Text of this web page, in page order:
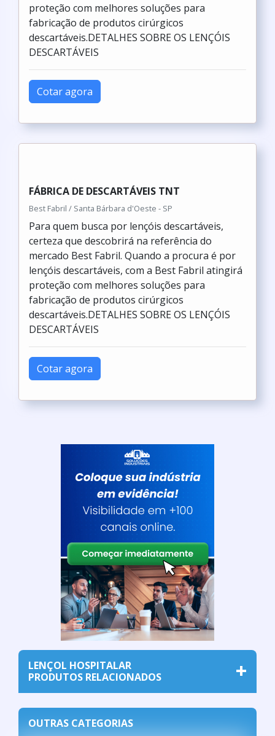
proteção com melhores soluções para
fabricação de produtos cirúrgicos
descartáveis.DETALHES SOBRE OS LENÇÓIS
DESCARTÁVEIS
Cotar agora
FÁBRICA DE DESCARTÁVEIS TNT
Best Fabril / Santa Bárbara d'Oeste - SP
Para quem busca por lençóis descartáveis,
certeza que descobrirá na referência do
mercado Best Fabril. Quando a procura é por
lençóis descartáveis, com a Best Fabril atingirá
proteção com melhores soluções para
fabricação de produtos cirúrgicos
descartáveis.DETALHES SOBRE OS LENÇÓIS
DESCARTÁVEIS
Cotar agora
LENÇOL HOSPITALAR
PRODUTOS RELACIONADOS
OUTRAS CATEGORIAS